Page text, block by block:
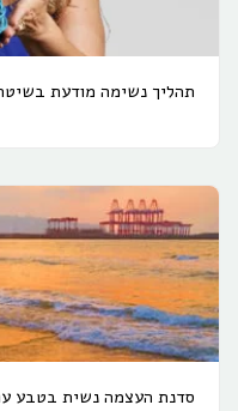
תהליך נשימה מודעת
סדנת העצמה נשית בטבע